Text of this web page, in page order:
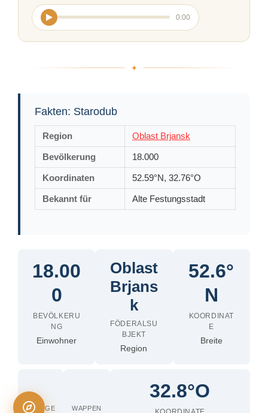
0:00
Fakten: Starodub
Region Oblast Brjansk
Bevölkerung 18.000
Koordinaten 52.59°N, 32.76°O
Bekannt für Alte Festungsstadt
18.00
0
BEVÖLKERU
NG
Einwohner
Oblast
Brjans
k
FÖDERALSU
BJEKT
Region
52.6°
N
KOORDINAT
E
Breite
FLAGGE WAPPEN
32.8°O